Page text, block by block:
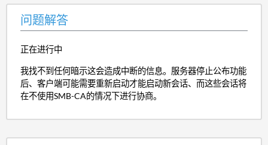
问题解答
正在进行中
我找不到任何暗示这会造成中断的信息。服务器停止公布功能
后、客户端可能需要重新启动才能启动新会话、而这些会话将
在不使用SMB-CA的情况下进行协商。